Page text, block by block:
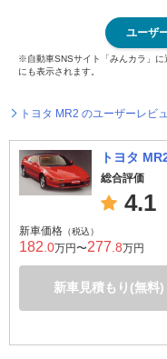
ユーザ
※自動車SNSサイト「みんカラ」に
にも表示されます。
トヨタ MR2 のユーザーレビ
トヨタ
総合評価
4.1
新車価格 （税込）
182 .0万円〜277 .8万円
新車見積もり(無料)